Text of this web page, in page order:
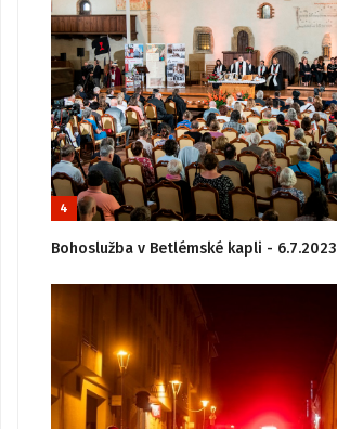
4
Bohoslužba v Betlémské kapli - 6.7.2023